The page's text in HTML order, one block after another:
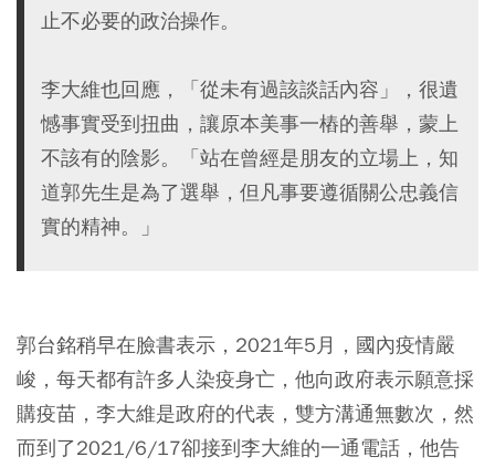
止不必要的政治操作。
李大維也回應，「從未有過該談話內容」，很遺
憾事實受到扭曲，讓原本美事一樁的善舉，蒙上
不該有的陰影。「站在曾經是朋友的立場上，知
道郭先生是為了選舉，但凡事要遵循關公忠義信
實的精神。」
郭台銘稍早在臉書表示，2021年5月，國內疫情嚴
峻，每天都有許多人染疫身亡，他向政府表示願意採
購疫苗，李大維是政府的代表，雙方溝通無數次，然
而到了2021/6/17卻接到李大維的一通電話，他告